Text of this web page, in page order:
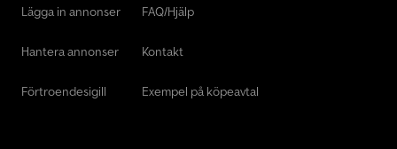
Lägga in annonser
Hantera annonser
Förtroendesigill
FAQ/Hjälp
Kontakt
Exempel på köpeavtal